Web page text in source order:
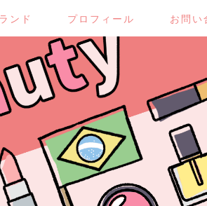
ンド プロフィール お問い